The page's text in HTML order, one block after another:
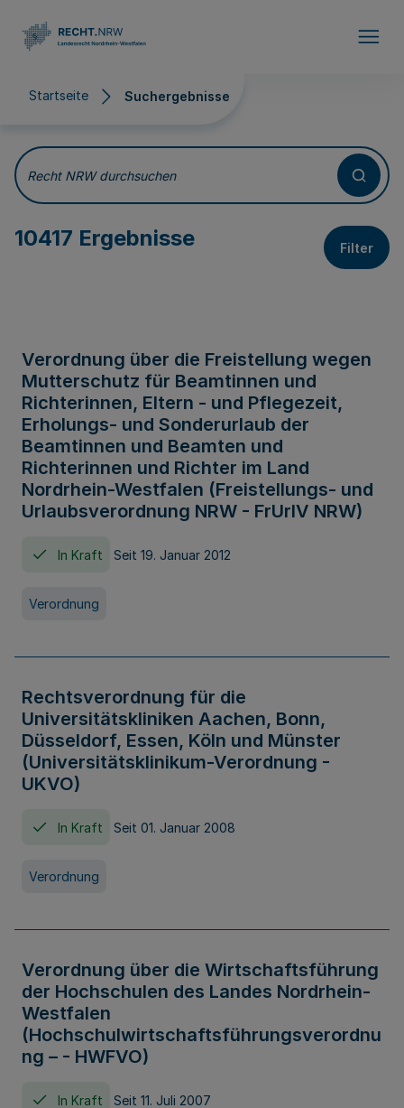
Startseite Suchergebnisse
Suchergebnisse
Recht NRW durchsuchen
10417 Ergebnisse Filter
Verordnung über die Freistellung wegen
Mutterschutz für Beamtinnen und
Richterinnen, Eltern - und Pflegezeit,
Erholungs- und Sonderurlaub der
Beamtinnen und Beamten und
Richterinnen und Richter im Land
Nordrhein-Westfalen (Freistellungs- und
Urlaubsverordnung NRW - FrUrlV NRW)
In Kraft Seit 19. Januar 2012
Verordnung
Rechtsverordnung für die
Universitätskliniken Aachen, Bonn,
Düsseldorf, Essen, Köln und Münster
(Universitätsklinikum-Verordnung -
UKVO)
In Kraft Seit 01. Januar 2008
Verordnung
Verordnung über die Wirtschaftsführung
der Hochschulen des Landes Nordrhein-
Westfalen
(Hochschulwirtschaftsführungsverordnu
ng – - HWFVO)
In Kraft Seit 11. Juli 2007